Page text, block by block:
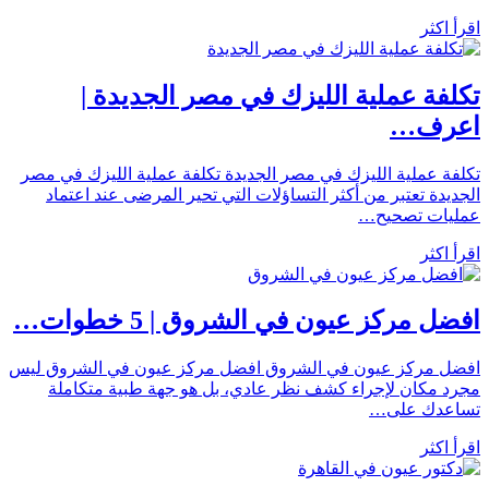
اقرأ اكثر
تكلفة عملية الليزك في مصر الجديدة |
اعرف…
تكلفة عملية الليزك في مصر الجديدة تكلفة عملية الليزك في مصر
الجديدة تعتبر من أكثر التساؤلات التي تحير المرضى عند اعتماد
عمليات تصحيح…
اقرأ اكثر
افضل مركز عيون في الشروق | 5 خطوات…
افضل مركز عيون في الشروق افضل مركز عيون في الشروق ليس
مجرد مكان لإجراء كشف نظر عادي، بل هو جهة طبية متكاملة
تساعدك على…
اقرأ اكثر